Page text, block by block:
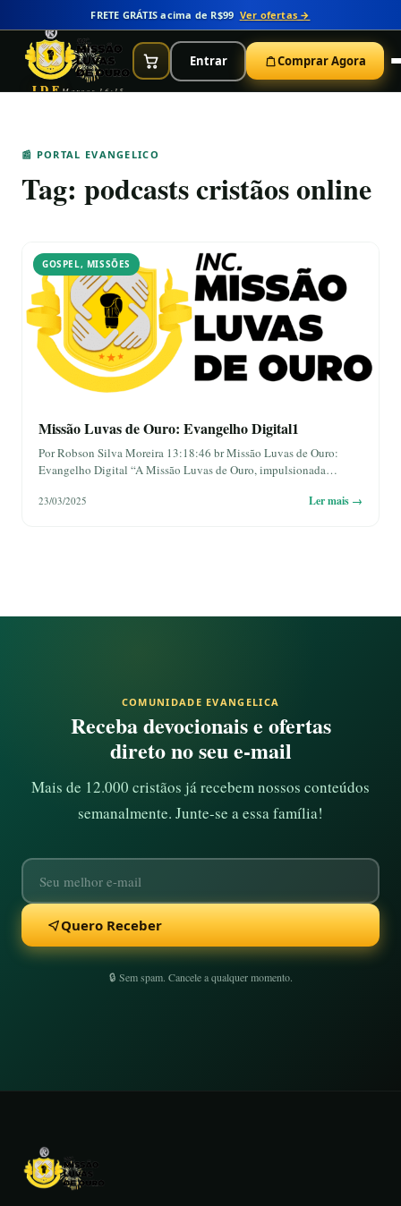
FRETE GRÁTIS acima de R$99 Ver ofertas →
IDEMarcos 16:15
Entrar Comprar Agora
📰 PORTAL EVANGELICO
Tag: podcasts cristãos online
GOSPEL, MISSÕES
Missão Luvas de Ouro: Evangelho Digital1
Por Robson Silva Moreira 13:18:46 br Missão Luvas de Ouro:
Evangelho Digital “A Missão Luvas de Ouro, impulsionada…
23/03/2025 Ler mais →
COMUNIDADE EVANGELICA
Receba devocionais e ofertas
direto no seu e-mail
Mais de 12.000 cristãos já recebem nossos conteúdos
semanalmente. Junte-se a essa família!
Quero Receber
🔒 Sem spam. Cancele a qualquer momento.